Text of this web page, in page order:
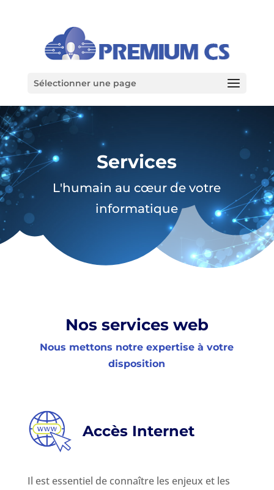
Sélectionner une page
Services
L'humain au cœur de votre
informatique
Nos services web
Nous mettons notre expertise à votre
disposition
Accès Internet
Il est essentiel de connaître les enjeux et les